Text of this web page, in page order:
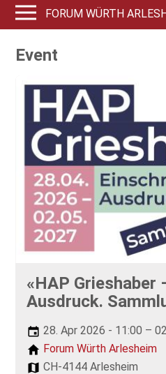
FORUM WÜRTH
Event
«HAP Grieshaber
Ausdruck.
28. Apr 2026 - 11:00 –
Forum Würth Arlesheim
CH-4144 Arlesheim